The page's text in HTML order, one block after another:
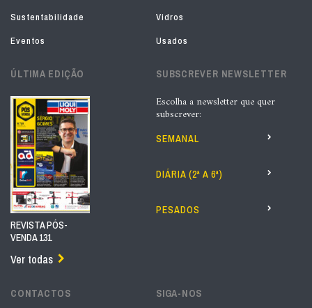
Sustentabilidade
Vidros
Eventos
Usados
ÚLTIMA EDIÇÃO
REVISTA PÓS-
VENDA 131
Ver todas
SUBSCREVER NEWSLETTER
Escolha a newsletter que quer
subscrever:
SEMANAL
DIÁRIA (2ª A 6ª)
PESADOS
CONTACTOS SIGA-NOS